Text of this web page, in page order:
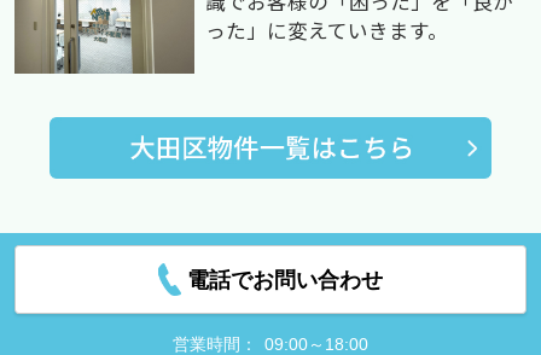
った」に変えていきます。
電話でお問い合わせ
営業時間：
09:00～18:00